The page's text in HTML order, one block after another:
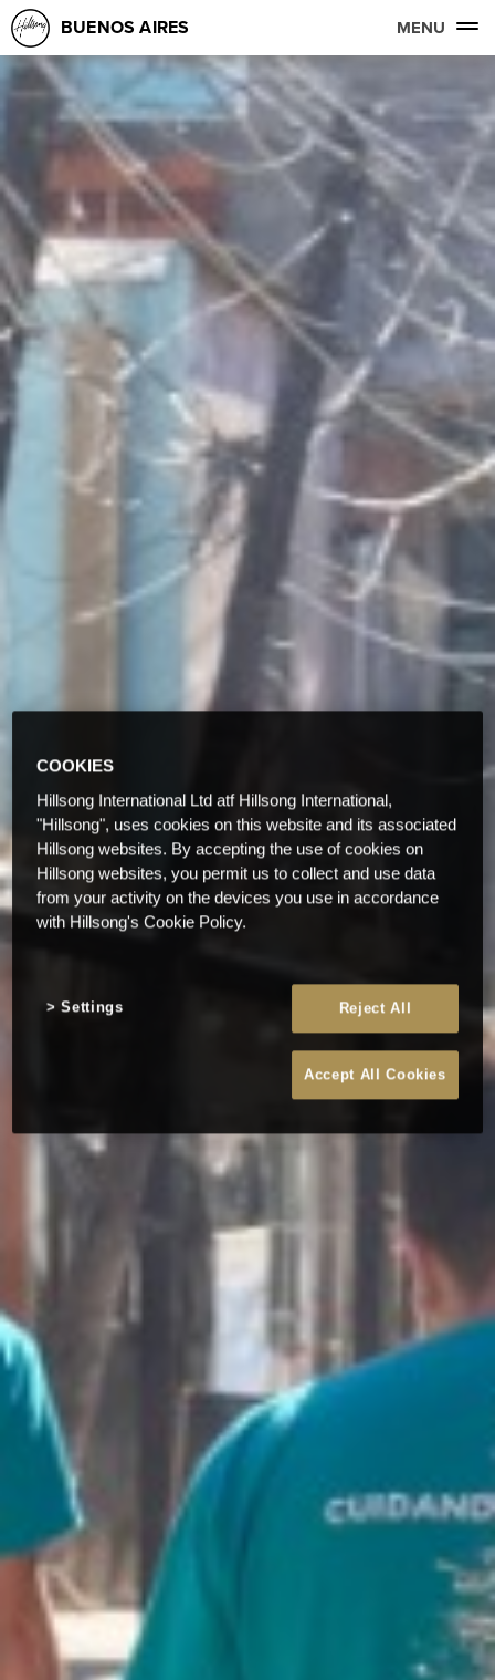
BUENOS AIRES MENU
COOKIES
Hillsong International Ltd atf Hillsong International,
"Hillsong", uses cookies on this website and its associated
Hillsong websites. By accepting the use of cookies on
Hillsong websites, you permit us to collect and use data
from your activity on the devices you use in accordance
with Hillsong's Cookie Policy.
Reject All
Accept All Cookies
Settings